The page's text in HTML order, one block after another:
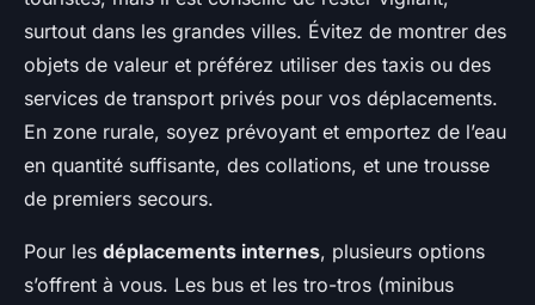
surtout dans les grandes villes. Évitez de montrer des
objets de valeur et préférez utiliser des taxis ou des
services de transport privés pour vos déplacements.
En zone rurale, soyez prévoyant et emportez de l’eau
en quantité suffisante, des collations, et une trousse
de premiers secours.
Pour les déplacements internes, plusieurs options
s’offrent à vous. Les bus et les tro-tros (minibus